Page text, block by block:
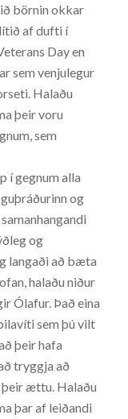
börnin okkar
af dufti í
Day en
sem venjulegur
Halaðu
þeir voru
sem
í gegnum alla
og
og
langaði að bæta
halaðu niður
Ólafur. Það eina
sem þú vilt
þeir hafa
tryggja að
þeir ættu. Halaðu
þar af leiðandi